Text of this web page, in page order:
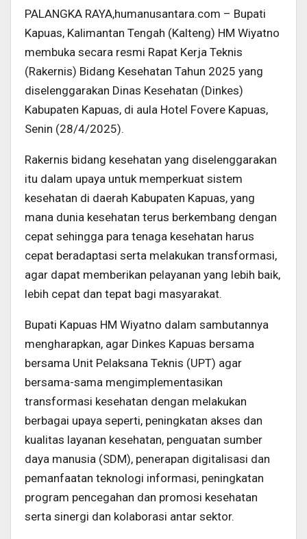
PALANGKA RAYA,humanusantara.com – Bupati
Kapuas, Kalimantan Tengah (Kalteng) HM Wiyatno
membuka secara resmi Rapat Kerja Teknis
(Rakernis) Bidang Kesehatan Tahun 2025 yang
diselenggarakan Dinas Kesehatan (Dinkes)
Kabupaten Kapuas, di aula Hotel Fovere Kapuas,
Senin (28/4/2025).
Rakernis bidang kesehatan yang diselenggarakan
itu dalam upaya untuk memperkuat sistem
kesehatan di daerah Kabupaten Kapuas, yang
mana dunia kesehatan terus berkembang dengan
cepat sehingga para tenaga kesehatan harus
cepat beradaptasi serta melakukan transformasi,
agar dapat memberikan pelayanan yang lebih baik,
lebih cepat dan tepat bagi masyarakat.
Bupati Kapuas HM Wiyatno dalam sambutannya
mengharapkan, agar Dinkes Kapuas bersama
bersama Unit Pelaksana Teknis (UPT) agar
bersama-sama mengimplementasikan
transformasi kesehatan dengan melakukan
berbagai upaya seperti, peningkatan akses dan
kualitas layanan kesehatan, penguatan sumber
daya manusia (SDM), penerapan digitalisasi dan
pemanfaatan teknologi informasi, peningkatan
program pencegahan dan promosi kesehatan
serta sinergi dan kolaborasi antar sektor.